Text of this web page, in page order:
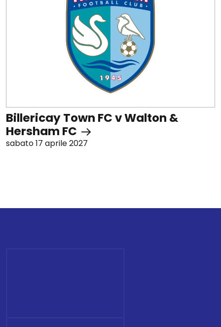
Billericay Town FC v Walton &
Hersham FC
sabato 17 aprile 2027